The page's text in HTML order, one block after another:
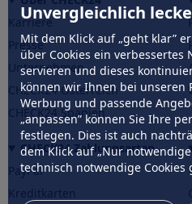
Unvergleichlich
Mit dem Klick auf „geht klar”
über Cookies ein verbessertes
servieren und dieses
können wir Ihnen bei unseren
Werbung und passende
„anpassen” können Sie Ihre
festlegen. Dies ist auch
dem Klick auf „Nur
technisch notwendige Cookies
Karriere
Presse
Unternehmen
CHECK24 Österreich
CHECK24 Spanien
CHECK24 Zahlungsarten
PayPal